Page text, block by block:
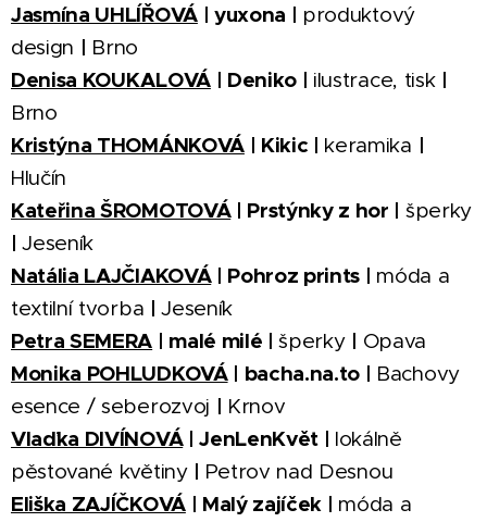
Jasmína UHLÍŘOVÁ| yuxona | produktový
design | Brno
Denisa KOUKALOVÁ| Deniko | ilustrace, tisk |
Brno
Kristýna THOMÁNKOVÁ| Kikic | keramika |
Hlučín
Kateřina ŠROMOTOVÁ| Prstýnky z hor | šperky
|Jeseník
Natália LAJČIAKOVÁ| Pohroz prints | móda a
textilní tvorba |Jeseník
Petra SEMERA | malé milé |šperky | Opava
Monika POHLUDKOVÁ| bacha.na.to | Bachovy
esence / seberozvoj | Krnov
Vlaďka DIVÍNOVÁ| JenLenKvět | lokálně
pěstované květiny | Petrov nad Desnou
Eliška ZAJÍČKOVÁ| Malý zajíček | móda a